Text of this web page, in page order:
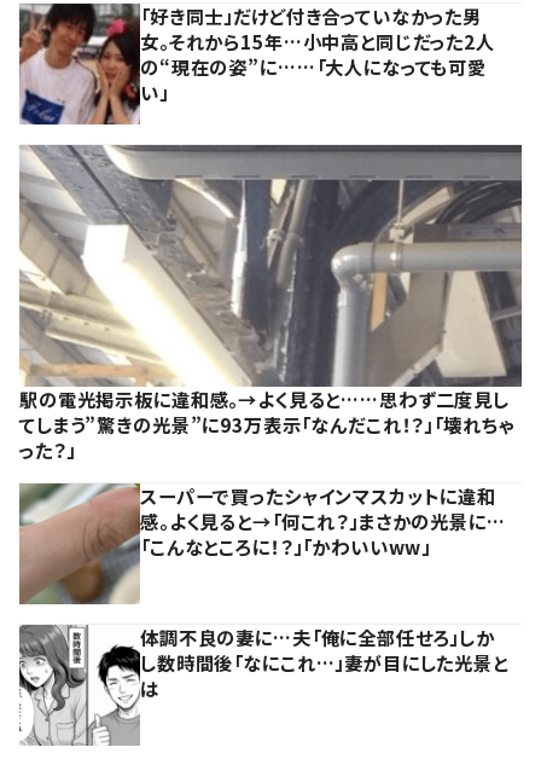
「好き同士」だけど付き合っていなかった男
女。それから15年…小中高と同じだった2人
の“現在の姿”に……「大人になっても可愛
い」
駅の電光掲示板に違和感。→よく見ると……思わず二度見し
てしまう”驚きの光景”に93万表示「なんだこれ！？」「壊れちゃ
った？」
スーパーで買ったシャインマスカットに違和
感。よく見ると→「何これ？」まさかの光景に…
「こんなところに！？」「かわいいww」
体調不良の妻に…夫「俺に全部任せろ」しか
し数時間後「なにこれ…」妻が目にした光景と
は